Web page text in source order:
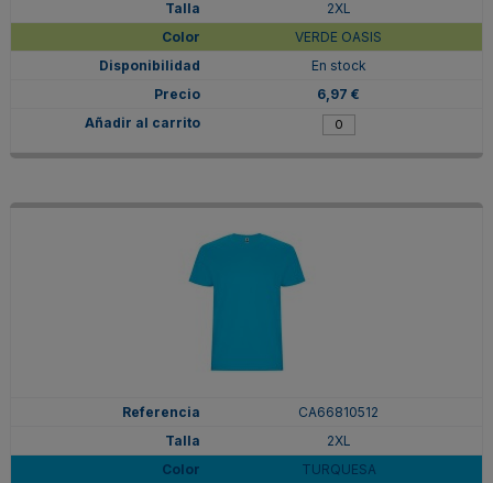
2XL
VERDE OASIS
En stock
6,97 €
CA66810512
2XL
TURQUESA